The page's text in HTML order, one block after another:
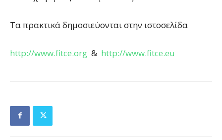
Τα πρακτικά δημοσιεύονται στην ιστοσελίδα
http://www.fitce.org & http://www.fitce.eu